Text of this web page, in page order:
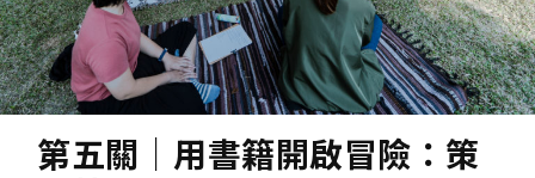
第五關｜用書籍開啟冒險：策